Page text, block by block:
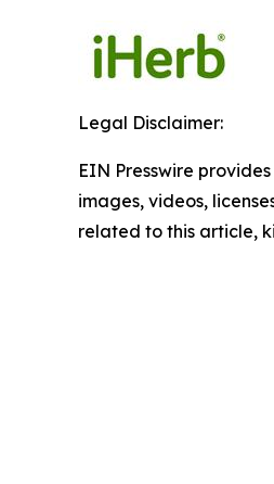
Legal Disclaimer:
EIN Presswire
images, videos,
related to this article,